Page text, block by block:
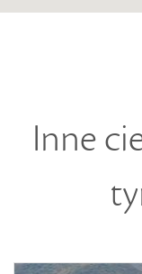
Inne